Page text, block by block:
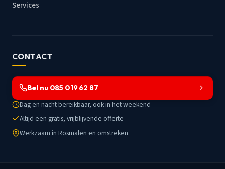
Services
CONTACT
Bel nu 085 019 62 87
Dag en nacht bereikbaar, ook in het weekend
Altijd een gratis, vrijblijvende offerte
Werkzaam in Rosmalen en omstreken